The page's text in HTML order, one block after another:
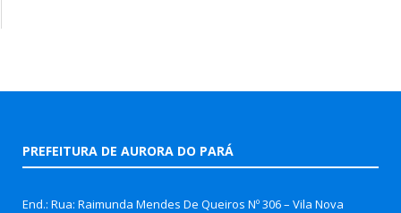
PREFEITURA DE AURORA DO PARÁ
End.: Rua: Raimunda Mendes De Queiros Nº 306 – Vila Nova